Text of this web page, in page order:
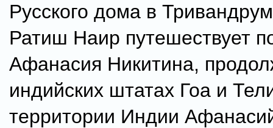
Русского дома в
Ратиш Наир путешествует
Афанасия Никитина,
индийских штатах Гоа и
территории Индии